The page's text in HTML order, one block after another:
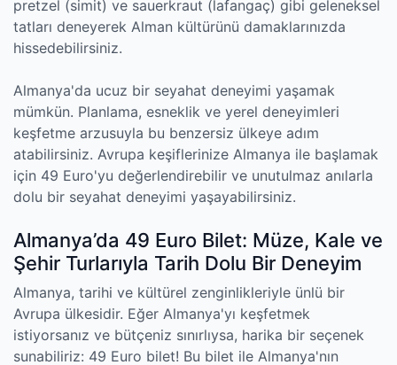
pretzel (simit) ve sauerkraut (lafangaç) gibi geleneksel
tatları deneyerek Alman kültürünü damaklarınızda
hissedebilirsiniz.
Almanya'da ucuz bir seyahat deneyimi yaşamak
mümkün. Planlama, esneklik ve yerel deneyimleri
keşfetme arzusuyla bu benzersiz ülkeye adım
atabilirsiniz. Avrupa keşiflerinize Almanya ile başlamak
için 49 Euro'yu değerlendirebilir ve unutulmaz anılarla
dolu bir seyahat deneyimi yaşayabilirsiniz.
Almanya’da 49 Euro Bilet: Müze, Kale ve
Şehir Turlarıyla Tarih Dolu Bir Deneyim
Almanya, tarihi ve kültürel zenginlikleriyle ünlü bir
Avrupa ülkesidir. Eğer Almanya'yı keşfetmek
istiyorsanız ve bütçeniz sınırlıysa, harika bir seçenek
sunabiliriz: 49 Euro bilet! Bu bilet ile Almanya'nın